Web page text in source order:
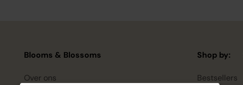
Blooms & Blossoms
Over ons
Shop by:
Bestsellers